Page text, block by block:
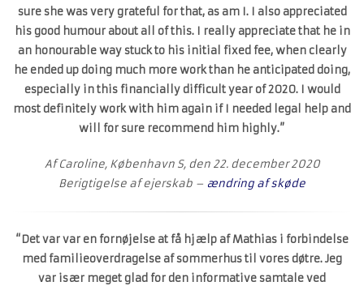
sure she was very grateful for that, as am I. I also appreciated
his good humour about all of this. I really appreciate that he in
an honourable way stuck to his initial fixed fee, when clearly
he ended up doing much more work than he anticipated doing,
especially in this financially difficult year of 2020. I would
most definitely work with him again if I needed legal help and
will for sure recommend him highly.”
Af Caroline, København S, den 22. december 2020
Berigtigelse af ejerskab – ændring af skøde
“Det var var en fornøjelse at få hjælp af Mathias i forbindelse
med familieoverdragelse af sommerhus til vores døtre. Jeg
var især meget glad for den informative samtale ved